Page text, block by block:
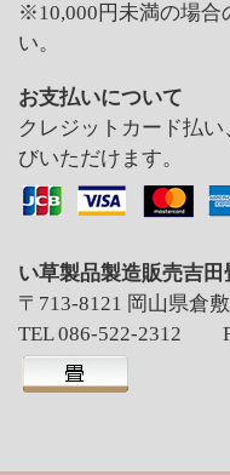
※10,000円未満の場合
い。
お支払いについて
クレジットカード払
びいただけます。
い草製品製造販売吉田
〒713-8121 岡山県倉
TEL 086-522-2312